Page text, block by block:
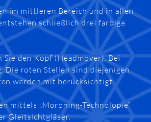
im mittleren Bereich und in allen
schließlich drei farbige
den Kopf (Headmover). Bei
Die roten Stellen sind diejenigen
werden mit berücksichtigt.
mittels „Morphing-Technolopie“
Gleitsichtgläser.